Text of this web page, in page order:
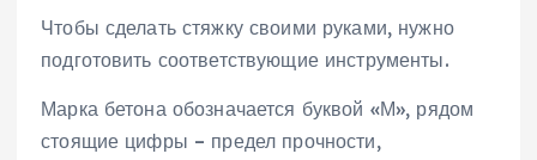
Чтобы сделать стяжку своими руками, нужно
подготовить соответствующие инструменты.
Марка бетона обозначается буквой «М», рядом
стоящие цифры – предел прочности,